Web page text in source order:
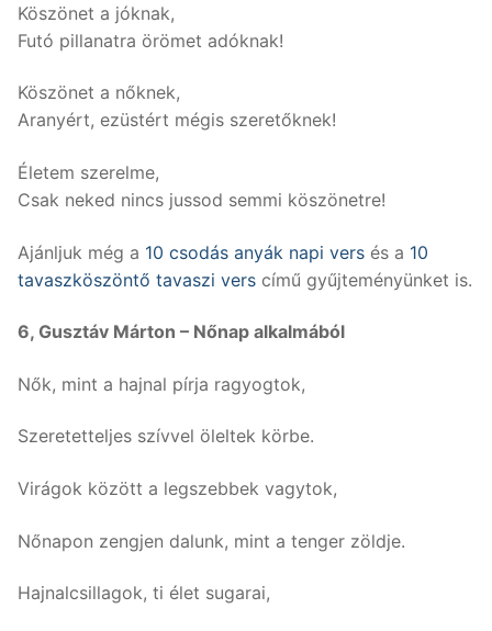
Köszönet a jóknak,
Futó pillanatra örömet adóknak!
Köszönet a nőknek,
Aranyért, ezüstért mégis szeretőknek!
Életem szerelme,
Csak neked nincs jussod semmi köszönetre!
Ajánljuk még a 10 csodás anyák napi vers és a 10
tavaszköszöntő tavaszi vers című gyűjteményünket is.
6, Gusztáv Márton – Nőnap alkalmából
Nők, mint a hajnal pírja ragyogtok,
Szeretetteljes szívvel öleltek körbe.
Virágok között a legszebbek vagytok,
Nőnapon zengjen dalunk, mint a tenger zöldje.
Hajnalcsillagok, ti élet sugarai,